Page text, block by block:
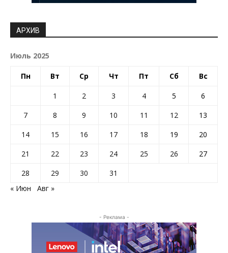
АРХИВ
Июль 2025
Пн Вт Ср Чт Пт Сб Вс
1 2 3 4 5
6
7
8 9 10 11 12
13
14
15 16 17 18 19
20
21
22 23 24 25 26
27
28
29 30
31
« Июн
Авг »
- Реклама -